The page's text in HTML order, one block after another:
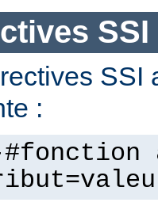
SSI
SSI
: